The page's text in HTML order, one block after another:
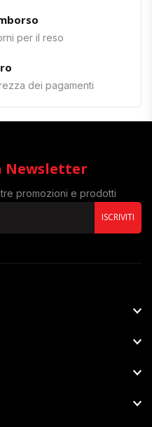
per il reso
dei pagamenti
Newsletter
promozioni e prodotti
ISCRIVITI